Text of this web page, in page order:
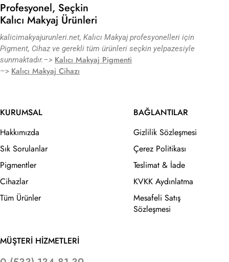
Profesyonel, Seçkin
Kalıcı Makyaj Ürünleri
kalicimakyajurunleri.net, Kalıcı Makyaj profesyonelleri için
Pigment, Cihaz ve gerekli tüm ürünleri seçkin yelpazesiyle
sunmaktadır.–> Kalıcı Makyaj Pigmenti
–> Kalıcı Makyaj Cihazı
KURUMSAL
Hakkımızda
Sık Sorulanlar
Pigmentler
Cihazlar
Tüm Ürünler
BAĞLANTILAR
Gizlilik Sözleşmesi
Çerez Politikası
Teslimat & İade
KVKK Aydınlatma
Mesafeli Satış
Sözleşmesi
MÜŞTERİ HİZMETLERİ